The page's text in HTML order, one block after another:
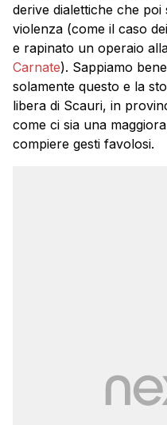
derive dialettiche che
violenza (come il caso
e rapinato un operaio
Carnate). Sappiamo
solamente questo e la
libera di Scauri, in
come ci sia una
compiere gesti favolosi.